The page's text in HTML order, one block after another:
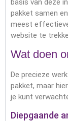
basis van deze
pakket samen
meest
website te
Wat doen
De precieze
pakket, maar
je kunt
Diepgaande